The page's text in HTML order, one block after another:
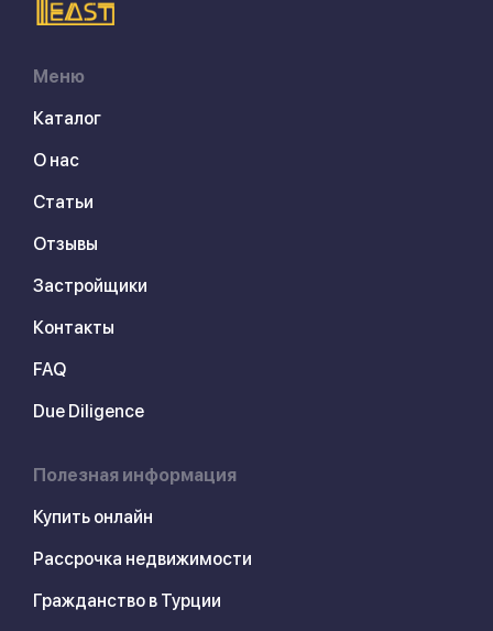
Меню
Каталог
О нас
Статьи
Отзывы
Застройщики
Контакты
FAQ
Due Diligence
Полезная информация
Купить онлайн
Рассрочка недвижимости
Гражданство в Турции